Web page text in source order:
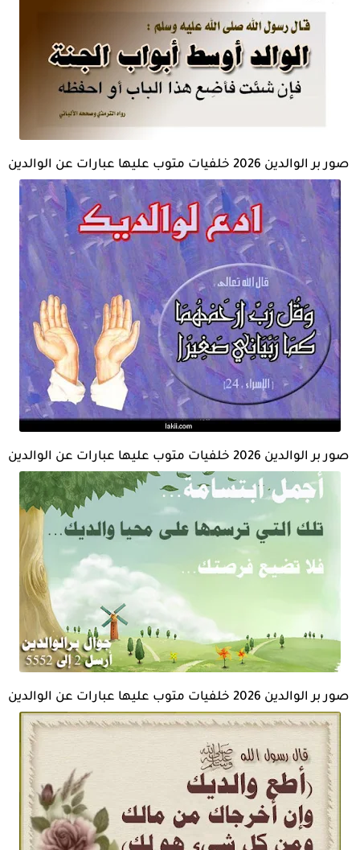
صور بر الوالدين 2026 خلفيات متوب عليها عبارات عن الوالدين
صور بر الوالدين 2026 خلفيات متوب عليها عبارات عن الوالدين
صور بر الوالدين 2026 خلفيات متوب عليها عبارات عن الوالدين